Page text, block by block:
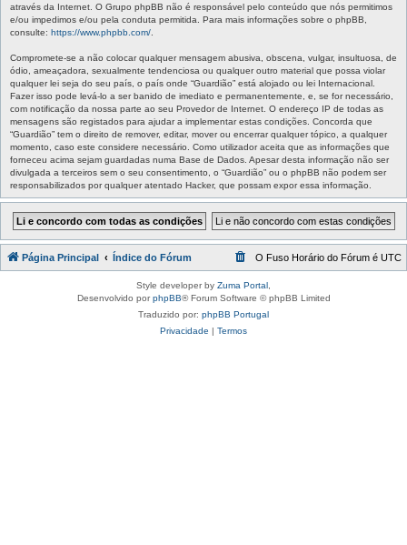
através da Internet. O Grupo phpBB não é responsável pelo conteúdo que nós permitimos
e/ou impedimos e/ou pela conduta permitida. Para mais informações sobre o phpBB,
consulte: https://www.phpbb.com/
Compromete-se a não colocar qualquer mensagem abusiva, obscena, vulgar, insultuosa, de
ódio, ameaçadora, sexualmente tendenciosa ou qualquer outro material que possa violar
qualquer lei seja do seu país, o país onde “Guardião” está alojado ou lei Internacional.
Fazer isso pode levá-lo a ser banido de imediato e permanentemente, e, se for necessário,
com notificação da nossa parte ao seu Provedor de Internet. O endereço IP de todas as
mensagens são registados para ajudar a implementar estas condições. Concorda que
“Guardião” tem o direito de remover, editar, mover ou encerrar qualquer tópico, a qualquer
momento, caso este considere necessário. Como utilizador aceita que as informações que
forneceu acima sejam guardadas numa Base de Dados. Apesar desta informação não ser
divulgada a terceiros sem o seu consentimento, o “Guardião” ou o phpBB não podem ser
responsabilizados por qualquer atentado Hacker, que possam expor essa informação.
Página Principal Índice do Fórum O Fuso Horário do Fórum é UTC
Style developer by Zuma Portal
Desenvolvido porphpBB® Forum Software © phpBB Limited
Traduzido por: phpBB Portugal
Privacidade | Termos